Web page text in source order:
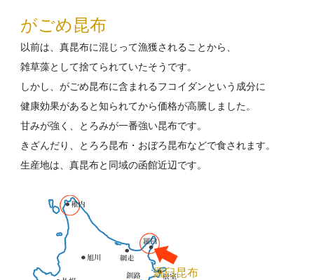
がごめ昆布
以前は、真昆布に混じって漁獲されることから、
雑草藻として捨てられていたそうです。
しかし、がごめ昆布に含まれるフコイダンという成分に
健康効果があると知られてから価格が高騰しました。
甘みが強く、とろみが一番強い昆布です。
きざんだり、とろろ昆布・おぼろ昆布などで食されます。
生産地は、真昆布と同域の函館近辺です。
羅臼昆布